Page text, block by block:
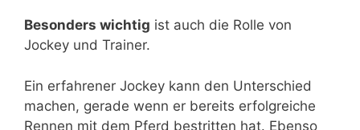
Besonders wichtig ist auch die Rolle von
Jockey und Trainer.
Ein erfahrener Jockey kann den Unterschied
machen, gerade wenn er bereits erfolgreiche
Rennen mit dem Pferd bestritten hat. Ebenso